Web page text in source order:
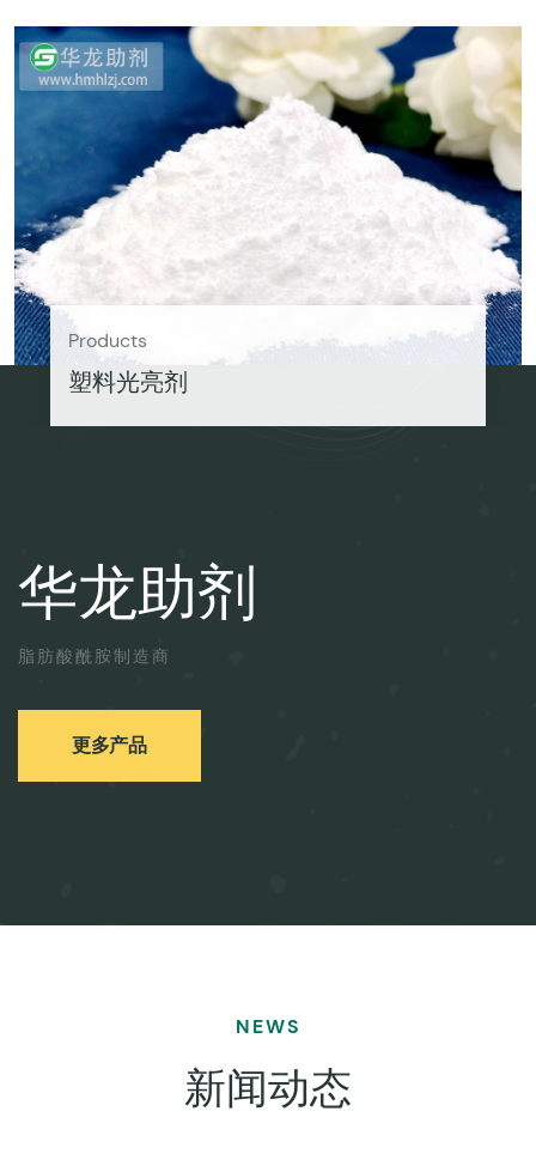
Products
塑料光亮剂
华龙助剂
脂肪酸酰胺制造商
更多产品
NEWS
新闻动态